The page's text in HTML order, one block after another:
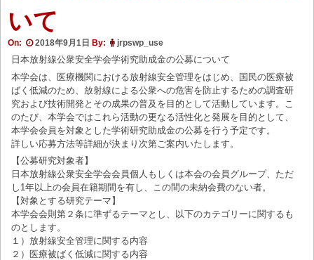
いて
On: 2018年9月1日 By: jrpswp_use
日本放射線公衆安全学会学術究助成金の公募について
本学会は、医療機関における放射線安全管理をはじめ、国民の医療被
ばく低減のため、放射線による公衆への危害を防止するための調査研
究および技術開発とその成果の普及を目的として活動しています。こ
のたび、本学会ではこれら活動の更なる活性化と発展を目的として、
本学会会員を対象とした学術研究助成金の公募を行う予定です。
詳しい応募方法等詳細が決まり次第ご案内いたします。
【公募研究対象者】
日本放射線公衆安全学会会員個人もしくは本会の会員グループ、ただ
し1年以上の会員在籍期間を有し、この間の未納会費のない者。
【対象とする研究テーマ】
本学会会則第２条に準ずるテーマとし、以下のカテゴリーに関するも
のとします。
１）放射線安全管理に関する内容
２）医療被ばく低減に関する内容